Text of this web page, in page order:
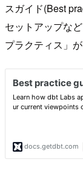
スガイド(Best
セットアップな
プラクティス」